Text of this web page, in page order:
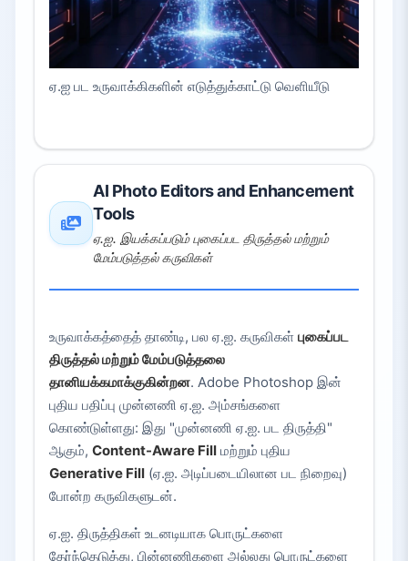
ஏ.ஐ பட உருவாக்கிகளின் எடுத்துக்காட்டு வெளியீடு
AI Photo Editors and Enhancement
Tools
ஏ.ஐ. இயக்கப்படும் புகைப்பட திருத்தல் மற்றும்
மேம்படுத்தல் கருவிகள்
உருவாக்கத்தைத் தாண்டி, பல ஏ.ஐ. கருவிகள் புகைப்பட
திருத்தல் மற்றும் மேம்படுத்தலை
தானியக்கமாக்குகின்றன. Adobe Photoshop இன்
புதிய பதிப்பு முன்னணி ஏ.ஐ. அம்சங்களை
கொண்டுள்ளது: இது "முன்னணி ஏ.ஐ. பட திருத்தி"
ஆகும், Content-Aware Fill மற்றும் புதிய
Generative Fill (ஏ.ஐ. அடிப்படையிலான பட நிறைவு)
போன்ற கருவிகளுடன்.
ஏ.ஐ. திருத்திகள் உடனடியாக பொருட்களை
தேர்ந்தெடுத்து, பின்னணிகளை அல்லது பொருட்களை